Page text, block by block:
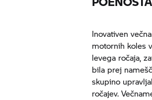
Inovativen
motornih koles
levega ročaja,
bila prej
skupino
ročajev.